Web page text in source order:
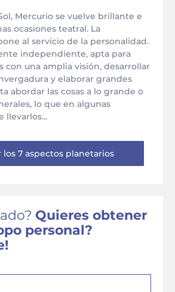
Mercurio se vuelve brillante e
ocasiones teatral. La
al servicio de la personalidad.
independiente, apta para
con una amplia visión, desarrollar
y elaborar grandes
abordar las cosas a lo grande o
lo que en algunas
llevarlos...
los 7 aspectos planetarios
Quieres obtener
personal?